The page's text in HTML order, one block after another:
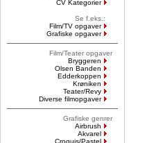
CV Kategorier
Se f.eks.:
Film/TV opgaver
Grafiske opgaver
Film/Teater opgaver
Bryggeren
Olsen Banden
Edderkoppen
Krøniken
Teater/Revy
Diverse filmopgaver
Grafiske genrer
Airbrush
Akvarel
Croquis/Pastel